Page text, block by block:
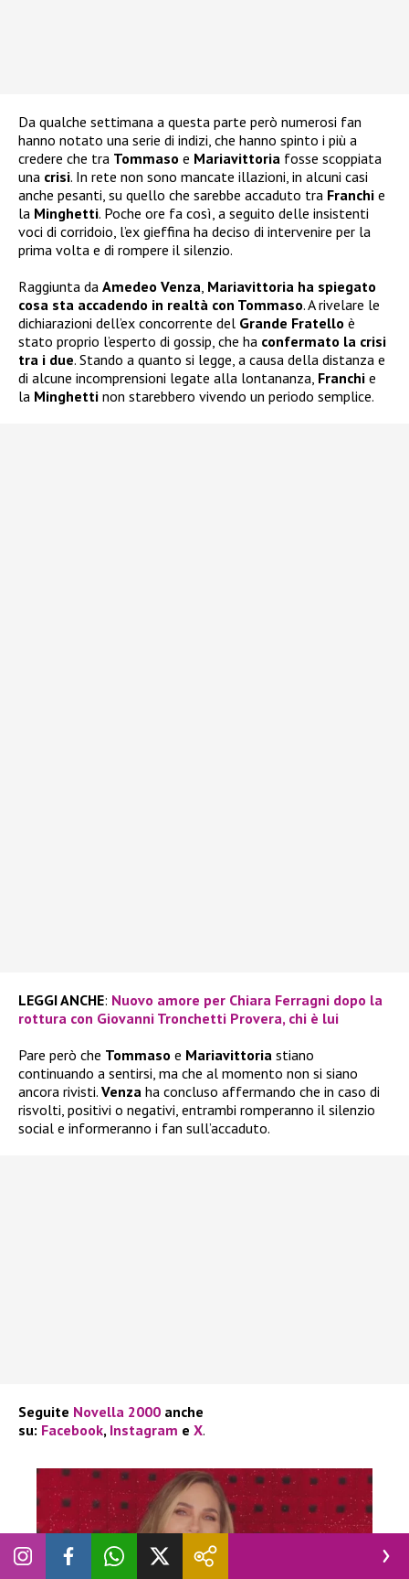
Da qualche settimana a questa parte però numerosi fan
hanno notato una serie di indizi, che hanno spinto i più a
credere che tra Tommaso e Mariavittoria fosse scoppiata
una crisi. In rete non sono mancate illazioni, in alcuni casi
anche pesanti, su quello che sarebbe accaduto tra Franchi e
la Minghetti. Poche ore fa così, a seguito delle insistenti
voci di corridoio, l’ex gieffina ha deciso di intervenire per la
prima volta e di rompere il silenzio.
Raggiunta da Amedeo Venza Mariavittoria ha spiegato
cosa sta accadendo in realtà con Tommaso. A rivelare le
dichiarazioni dell’ex concorrente del Grande Fratello è
stato proprio l’esperto di gossip, che ha confermato la crisi
tra i due. Stando a quanto si legge, a causa della distanza e
di alcune incomprensioni legate alla lontananza, Franchi e
la Minghetti non starebbero vivendo un periodo semplice.
LEGGI ANCHE: Nuovo amore per Chiara Ferragni dopo la
rottura con Giovanni Tronchetti Provera, chi è lui
Pare però che Tommaso e Mariavittoria stiano
continuando a sentirsi, ma che al momento non si siano
ancora rivisti. Venza ha concluso affermando che in caso di
risvolti, positivi o negativi, entrambi romperanno il silenzio
social e informeranno i fan sull’accaduto.
Seguite Novella 2000 anche
su: Facebook, Instagram e X.